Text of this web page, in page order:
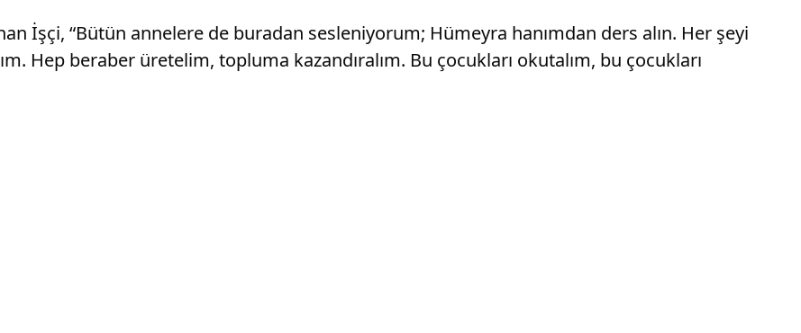
İşçi, “Bütün annelere de buradan sesleniyorum; Hümeyra hanımdan ders alın. Her şeyi
Hep beraber üretelim, topluma kazandıralım. Bu çocukları okutalım, bu çocukları